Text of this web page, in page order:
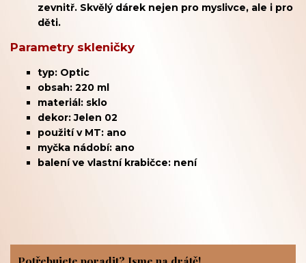
zevnitř. Skvělý dárek nejen pro myslivce, ale i pro
děti.
Parametry skleničky
typ: Optic
obsah: 220 ml
materiál: sklo
dekor: Jelen 02
použití v MT: ano
myčka nádobí: ano
balení ve vlastní krabičce: není